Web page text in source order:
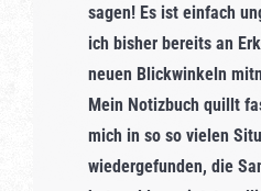
sagen! Es ist einfach
ich bisher bereits an
neuen Blickwinkeln
Mein Notizbuch quillt
mich in so so vielen
wiedergefunden, die